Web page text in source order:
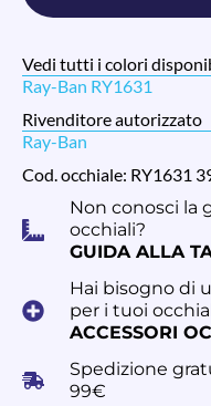
Vedi tutti i colori
Ray-Ban RY1631
Rivenditore autorizzato
Ray-Ban
Cod. occhiale: RY1631
Non conosci la
occhiali?
GUIDA ALLA
Hai bisogno di
per i tuoi
ACCESSORI
Spedizione
99€